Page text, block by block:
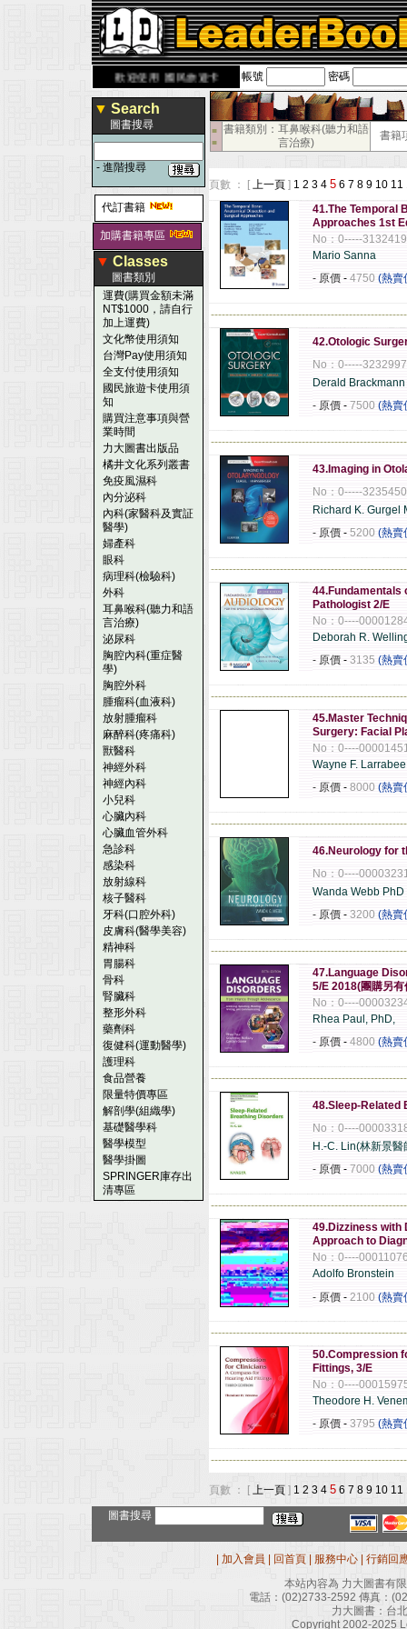
歡迎使用 國民旅遊卡！！ 帳號 密碼
▼ Search
圖書搜尋
- 進階搜尋
代訂書籍
加購書籍專區
▼ Classes
圖書類別
運費(購買金額未滿
NT$1000，請自行
加上運費)
文化幣使用須知
台灣Pay使用須知
全支付使用須知
國民旅遊卡使用須
知
購買注意事項與營
業時間
力大圖書出版品
橘井文化系列叢書
免疫風濕科
內分泌科
內科(家醫科及實証
醫學)
婦產科
眼科
病理科(檢驗科)
外科
耳鼻喉科(聽力和語
言治療)
泌尿科
胸腔內科(重症醫
學)
胸腔外科
腫瘤科(血液科)
放射腫瘤科
麻醉科(疼痛科)
獸醫科
神經外科
神經內科
小兒科
心臟內科
心臟血管外科
急診科
感染科
放射線科
核子醫科
牙科(口腔外科)
皮膚科(醫學美容)
精神科
胃腸科
骨科
腎臟科
整形外科
藥劑科
復健科(運動醫學)
護理科
食品營養
限量特價專區
解剖學(組織學)
基礎醫學科
醫學模型
醫學掛圖
SPRINGER庫存出
清專區
■
■
書籍類別：耳鼻喉科(聽力和語
言治療)
書籍
頁數 ： [ 上一頁 ] 1 2 3 4 5 6 7 8 9 10 11
41.The Temporal
Approaches 1st
No：0-----
Mario Sanna
- 原價 - 4750 (熱賣
42.Otologic
No：0-----
Derald
- 原價 - 7500 (熱賣
43.Imaging in
No：0-----
Richard K. Gurgel
- 原價 - 5200 (熱賣
44.Fundamentals
Pathologist 2/E
No：0----
Deborah R.
- 原價 - 3135 (熱賣
45.Master
Surgery: Facial
No：0----
Wayne F.
- 原價 - 8000 (熱賣
46.Neurology for
No：0----
Wanda Webb PhD
- 原價 - 3200 (熱賣
47.Language
5/E 2018(團購另有
No：0----
Rhea Paul, PhD,
- 原價 - 4800 (熱賣
48.Sleep-Related
No：0----
H.-C. Lin(林新景醫
- 原價 - 7000 (熱賣
49.Dizziness with
Approach to
No：0----
Adolfo Bronstein
- 原價 - 2100 (熱賣
50.Compression
Fittings, 3/E
No：0----
Theodore H.
- 原價 - 3795 (熱賣
頁數 ： [ 上一頁 ] 1 2 3 4 5 6 7 8 9 10 11
圖書搜尋
加入會員 回首頁 服務中心
行銷回
本站內容為 力大圖書有
電話： (02)2733-2592 傳真：
力大圖書：台
Copyright 2002-2025